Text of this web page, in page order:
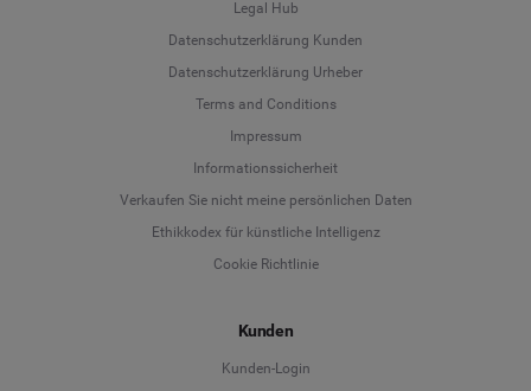
Legal Hub
Datenschutzerklärung Kunden
Datenschutzerklärung Urheber
Terms and Conditions
Impressum
Informationssicherheit
Verkaufen Sie nicht meine persönlichen Daten
Ethikkodex für künstliche Intelligenz
Cookie Richtlinie
Kunden
Kunden-Login
Deutsch
English